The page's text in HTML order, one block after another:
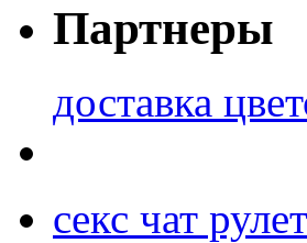
Партнеры
доставка
секс чат